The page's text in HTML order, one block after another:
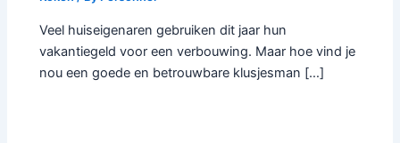
Veel huiseigenaren gebruiken dit jaar hun
vakantiegeld voor een verbouwing. Maar hoe vind je
nou een goede en betrouwbare klusjesman […]